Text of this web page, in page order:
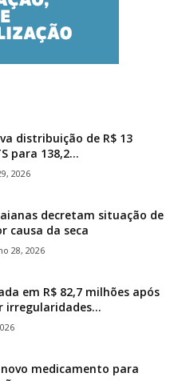
distribuição de R$ 13
para 138,2...
2026
decretam situação de
causa da seca
28, 2026
em R$ 82,7 milhões após
irregularidades...
medicamento para